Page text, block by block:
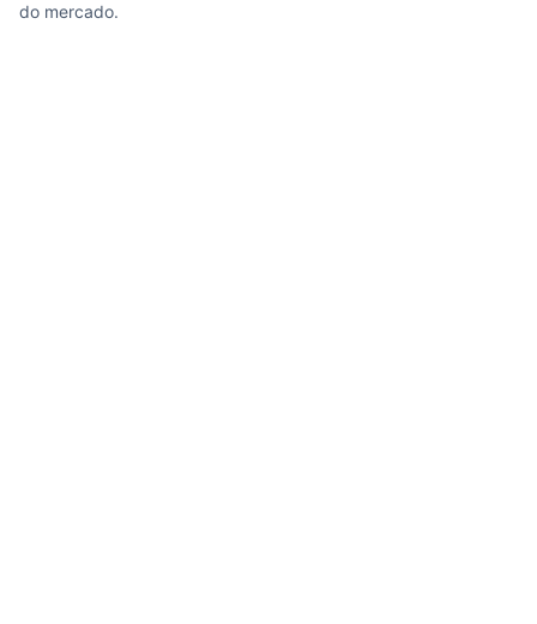
do mercado.